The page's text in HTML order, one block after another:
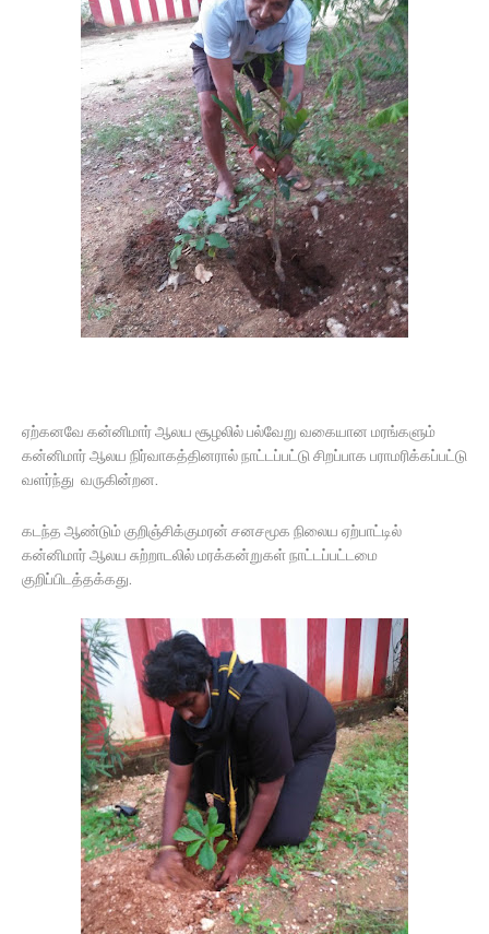
ஏற்கனவே கன்னிமார் ஆலய சூழலில் பல்வேறு வகையான மரங்களும்
கன்னிமார் ஆலய நிர்வாகத்தினரால் நாட்டப்பட்டு சிறப்பாக பராமரிக்கப்பட்டு
வளர்ந்து வருகின்றன.
கடந்த ஆண்டும் குறிஞ்சிக்குமரன் சனசமூக நிலைய ஏற்பாட்டில்
கன்னிமார் ஆலய சுற்றாடலில் மரக்கன்றுகள் நாட்டப்பட்டமை
குறிப்பிடத்தக்கது.